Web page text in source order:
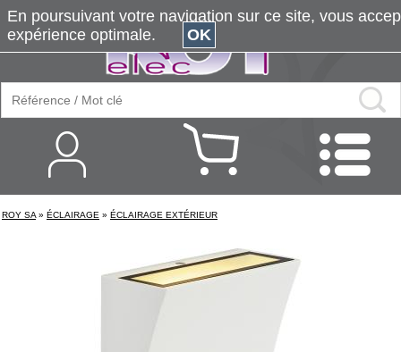
ROY SA » ÉCLAIRAGE » ÉCLAIRAGE EXTÉRIEUR
En poursuivant votre navigation sur ce site, vous
expérience optimale.
OK